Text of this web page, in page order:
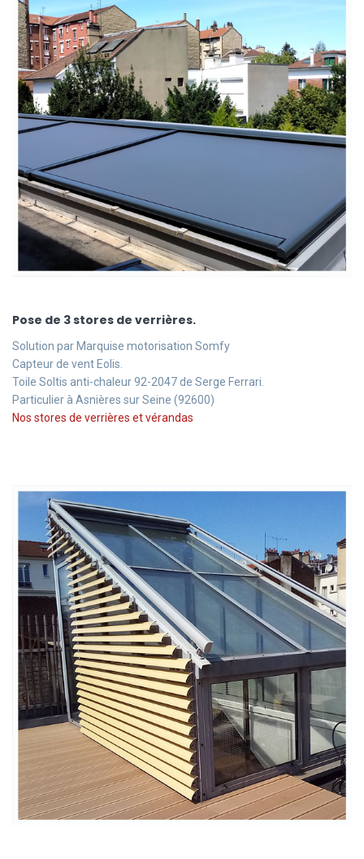
Pose de 3 stores de verrières.
Solution par Marquise motorisation Somfy
Capteur de vent Eolis.
Toile Soltis anti-chaleur 92-2047 de Serge Ferrari.
Particulier à Asnières sur Seine (92600)
Nos stores de verrières et vérandas